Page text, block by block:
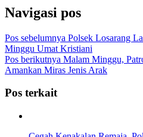
Navigasi pos
Pos sebelumnya Polsek Losarang
Minggu Umat Kristiani
Pos berikutnya Malam Minggu,
Amankan Miras Jenis Arak
Pos terkait